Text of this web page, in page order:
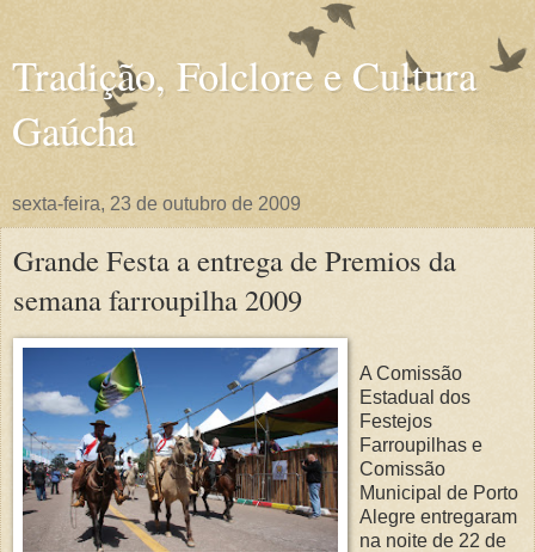
Tradição, Folclore e Cultura
Gaúcha
sexta-feira, 23 de outubro de 2009
Grande Festa a entrega de Premios da
semana farroupilha 2009
A Comissão
Estadual dos
Festejos
Farroupilhas e
Comissão
Municipal de Porto
Alegre entregaram
na noite de 22 de